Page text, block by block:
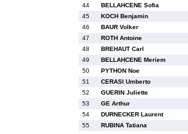
44
BELLAHCENE Sofia
45
KOCH Benjamin
46
BAUR Volker
47
ROTH Antoine
48
BREHAUT Carl
49
BELLAHCENE Meriem
50
PYTHON Noe
51
CERASI Umberto
52
GUERIN Juliette
53
GE Arthur
54
DURNECKER Laurent
55
RUBINA Tatiana